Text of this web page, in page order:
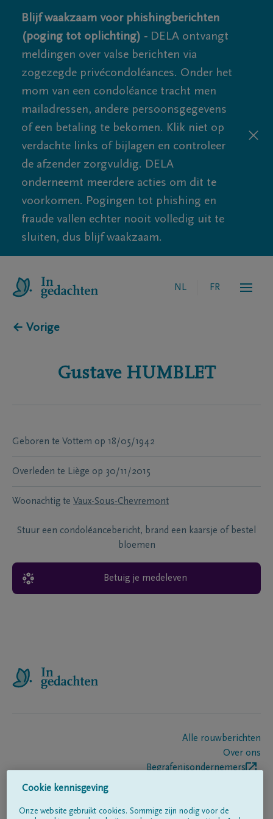
Blijf waakzaam voor phishingberichten
(poging tot oplichting) - DELA ontvangt
meldingen over valse berichten via
zogezegde privécondoléances. Onder het
mom van een condoléance tracht men
mailadressen, andere persoonsgegevens
of een betaling te bekomen. Klik niet op
verdachte links of bijlagen en controleer
de afzender zorgvuldig. DELA
onderneemt meerdere acties om dit te
voorkomen. Pogingen tot phishing en
fraude vallen echter nooit volledig uit te
sluiten, dus blijf waakzaam.
NL FR
← Vorige
Gustave HUMBLET
Geboren te Vottem op 18/05/1942
Overleden te Liège op 30/11/2015
Woonachtig te Vaux-Sous-Chevremont
Stuur een condoléancebericht, brand een kaarsje of bestel
bloemen
Betuig je medeleven
Alle rouwberichten
Over ons
Begrafenisondernemers
Cookie kennisgeving
Onze website gebruikt cookies. Sommige zijn nodig voor de